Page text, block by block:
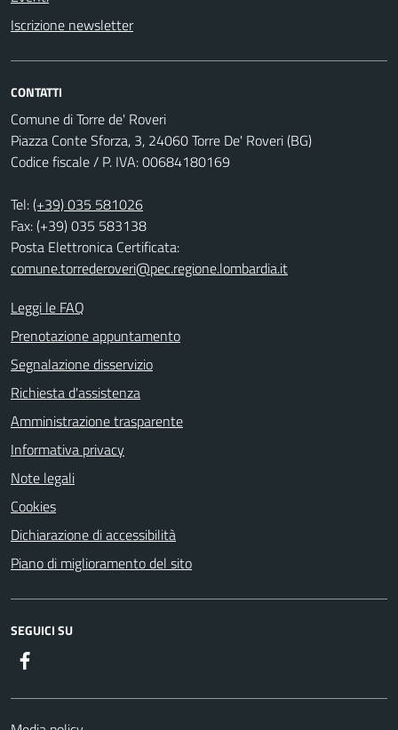
Iscrizione newsletter
CONTATTI
Comune di Torre de' Roveri
Piazza Conte Sforza, 3, 24060 Torre De' Roveri (BG)
Codice fiscale / P. IVA: 00684180169
Tel:(+39) 035 581026
Fax: (+39) 035 583138
Posta Elettronica Certificata:
comune.torrederoveri@pec.regione.lombardia.it
Leggi le FAQ
Prenotazione appuntamento
Segnalazione disservizio
Richiesta d'assistenza
Amministrazione trasparente
Informativa privacy
Note legali
Cookies
Dichiarazione di accessibilità
Piano di miglioramento del sito
SEGUICI SU